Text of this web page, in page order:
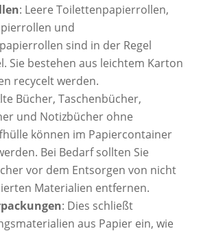
: Leere Toilettenpapierrollen,
und
sind in der Regel
Sie bestehen aus leichtem Karton
recycelt werden.
Bücher, Taschenbücher,
und Notizbücher ohne
können im Papiercontainer
Bei Bedarf sollten Sie
vor dem Entsorgen von nicht
Materialien entfernen.
: Dies schließt
aus Papier ein, wie